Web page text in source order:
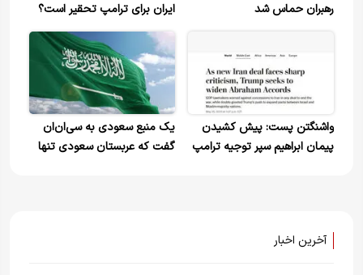
رهبران حماس شد
ایران برای ترامپ تحقیر است؟
واشنگتن پست: پیش کشیدن
پیمان ابراهیم سپر توجیه ترامپ
یک منبع سعودی به سی‌ان‌ان
گفت که عربستان سعودی تنها
آخرین اخبار